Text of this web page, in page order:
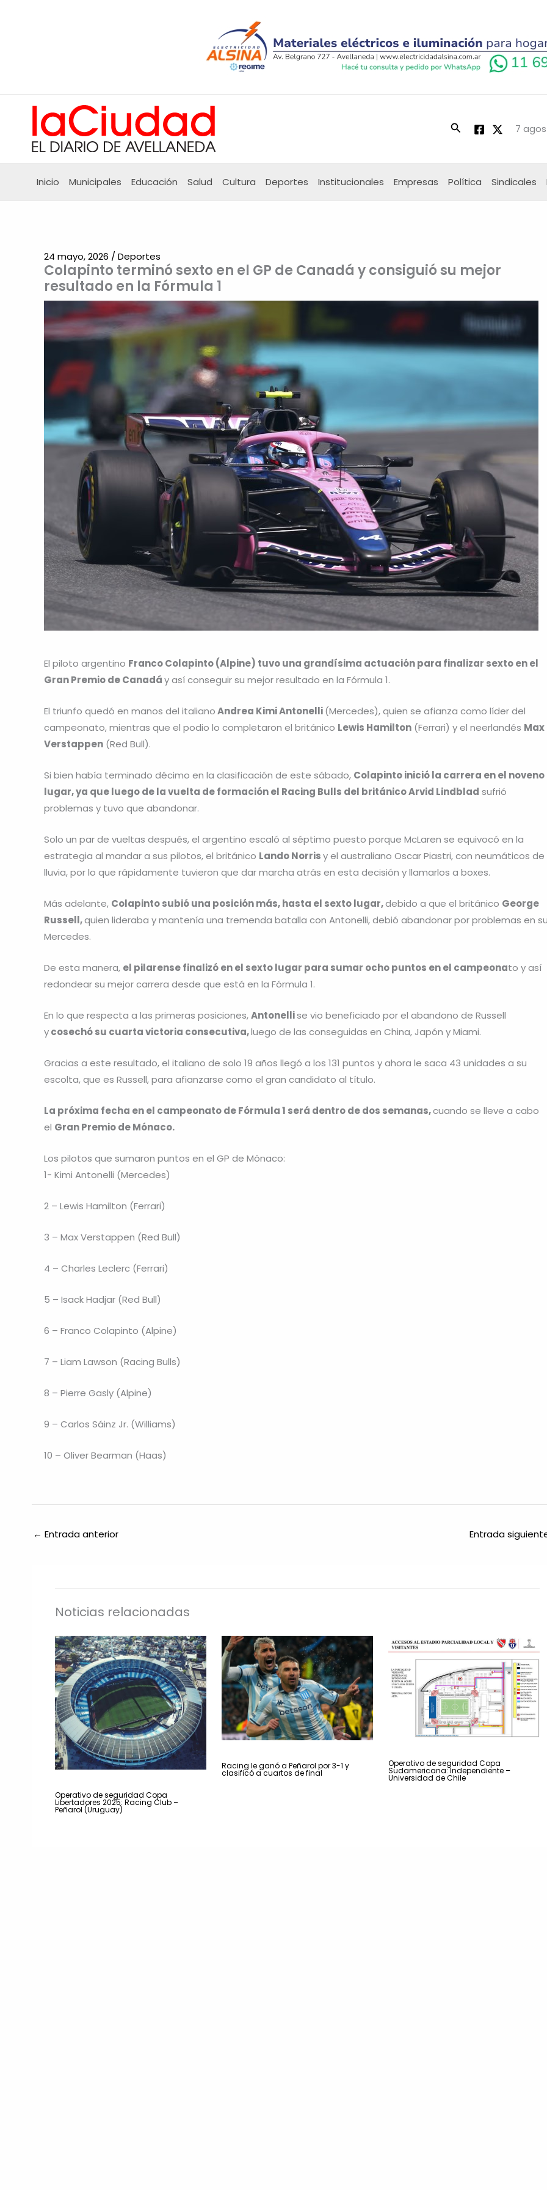
Buscar 7
Inicio Municipales Educación Salud Cultura Deportes Institucionales Empresas Política Sindicales
Colapinto terminó sexto en el GP de Canadá y consiguió su mejor
resultado en la Fórmula 1
24 mayo, 2026 / Deportes
El piloto argentino Franco Colapinto (Alpine) tuvo una grandísima actuación para finalizar sexto en el
Gran Premio de Canadáy así conseguir su mejor resultado en la Fórmula 1.
El triunfo quedó en manos del italianoAndrea Kimi Antonelli(Mercedes), quien se afianza como líder del
campeonato, mientras que el podio lo completaron el británico Lewis Hamilton (Ferrari) y el neerlandés Max
Verstappen (Red Bull).
Si bien había terminado décimo en la clasificación de este sábado, Colapinto inició la carrera en el noveno
lugar, ya que luego de la vuelta de formación el Racing Bulls del británico Arvid Lindblad sufrió
problemas y tuvo que abandonar.
Solo un par de vueltas después, el argentino escaló al séptimo puesto porque McLaren se equivocó en la
estrategia al mandar a sus pilotos, el británico Lando Norrisy el australiano Oscar Piastri, con neumáticos de
lluvia, por lo que rápidamente tuvieron que dar marcha atrás en esta decisión y llamarlos a boxes.
Más adelante, Colapinto subió una posición más, hasta el sexto lugar,debido a que el británico George
Russell,quien lideraba y mantenía una tremenda batalla con Antonelli, debió abandonar por problemas en
Mercedes.
De esta manera, el pilarense finalizó en el sexto lugar para sumar ocho puntos en el campeonato y así
redondear su mejor carrera desde que está en la Fórmula 1.
En lo que respecta a las primeras posiciones,Antonellise vio beneficiado por el abandono de Russell
ycosechó su cuarta victoria consecutiva,luego de las conseguidas en China, Japón y Miami.
Gracias a este resultado, el italiano de solo 19 años llegó a los 131 puntos y ahora le saca 43 unidades a su
escolta, que es Russell, para afianzarse como el gran candidato al título.
La próxima fecha en el campeonato de Fórmula 1 será dentro de dos semanas,cuando se lleve a cabo
el Gran Premio de Mónaco.
Los pilotos que sumaron puntos en el GP de Mónaco:
1- Kimi Antonelli (Mercedes)
2 – Lewis Hamilton (Ferrari)
3 – Max Verstappen (Red Bull)
4 – Charles Leclerc (Ferrari)
5 – Isack Hadjar (Red Bull)
6 – Franco Colapinto (Alpine)
7 – Liam Lawson (Racing Bulls)
8 – Pierre Gasly (Alpine)
9 – Carlos Sáinz Jr. (Williams)
10 – Oliver Bearman (Haas)
← Entrada anterior Entrada
Noticias relacionadas
Operativo de seguridad Copa
Libertadores 2025: Racing Club –
Peñarol (Uruguay)
Racing le ganó a Peñarol por 3-1 y
clasificó a cuartos de final
Operativo de seguridad Copa
Sudamericana: Independiente –
Universidad de Chile